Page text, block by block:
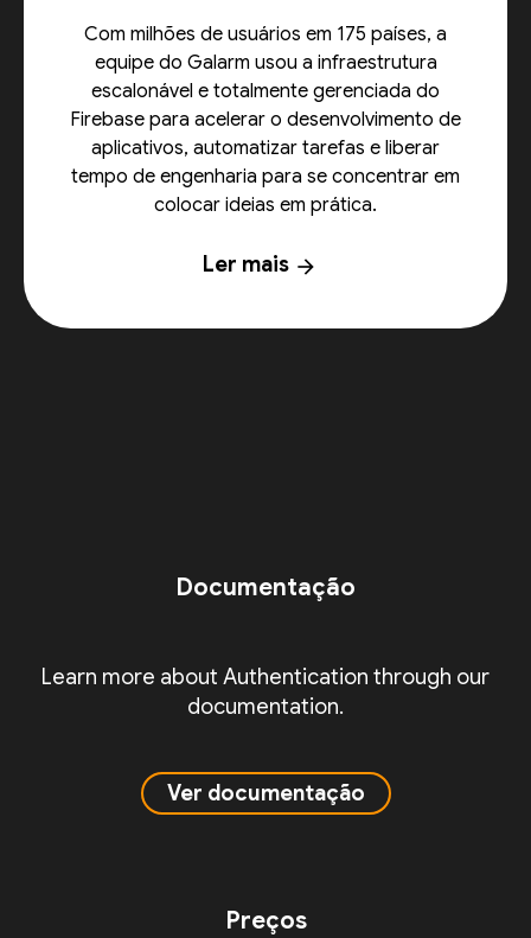
Com milhões de usuários em 175 países, a
equipe do Galarm usou a infraestrutura
escalonável e totalmente gerenciada do
Firebase para acelerar o desenvolvimento de
aplicativos, automatizar tarefas e liberar
tempo de engenharia para se concentrar em
colocar ideias em prática.
Ler mais arrow_forward
Documentação
Learn more about Authentication through our
documentation.
Ver documentação
Preços